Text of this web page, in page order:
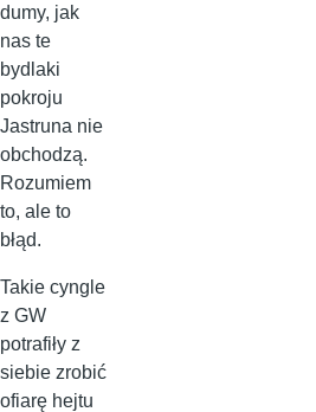
dumy, jak
nas te
bydlaki
pokroju
Jastruna nie
obchodzą.
Rozumiem
to, ale to
błąd.
Takie cyngle
z GW
potrafiły z
siebie zrobić
ofiarę hejtu